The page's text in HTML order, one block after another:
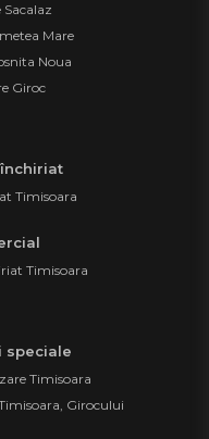
Mare
Noua
Giroc
Timisoara
Timisoara
speciale
Timisoara
Girocului